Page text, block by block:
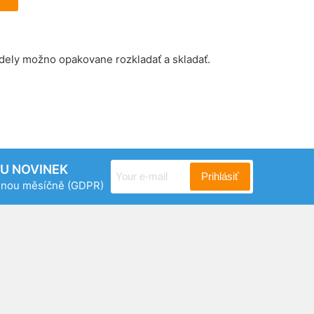
možno opakovane rozkladať a skladať.
NOVINEK
měsíčně (GDPR)
Prihlásiť